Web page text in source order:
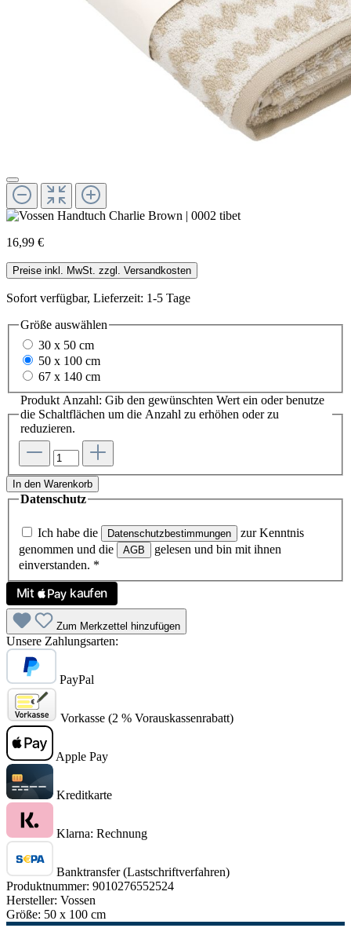
16,99 €
Preise inkl. MwSt. zzgl. Versandkosten
Sofort verfügbar, Lieferzeit: 1-5 Tage
Größe auswählen
30 x 50 cm
50 x 100 cm
67 x 140 cm
Produkt Anzahl: Gib den gewünschten Wert ein oder benutze
die Schaltflächen um die Anzahl zu erhöhen oder zu
reduzieren.
In den Warenkorb
Datenschutz
Ich habe die Datenschutzbestimmungen
zur Kenntnis
genommen und die
AGB
gelesen und bin mit ihnen
einverstanden. *
Zum Merkzettel hinzufügen
Unsere Zahlungsarten:
PayPal
Vorkasse (2 % Vorauskassenrabatt)
Apple Pay
Kreditkarte
Klarna: Rechnung
Banktransfer (Lastschriftverfahren)
Produktnummer: 9010276552524
Hersteller: Vossen
Größe: 50 x 100 cm